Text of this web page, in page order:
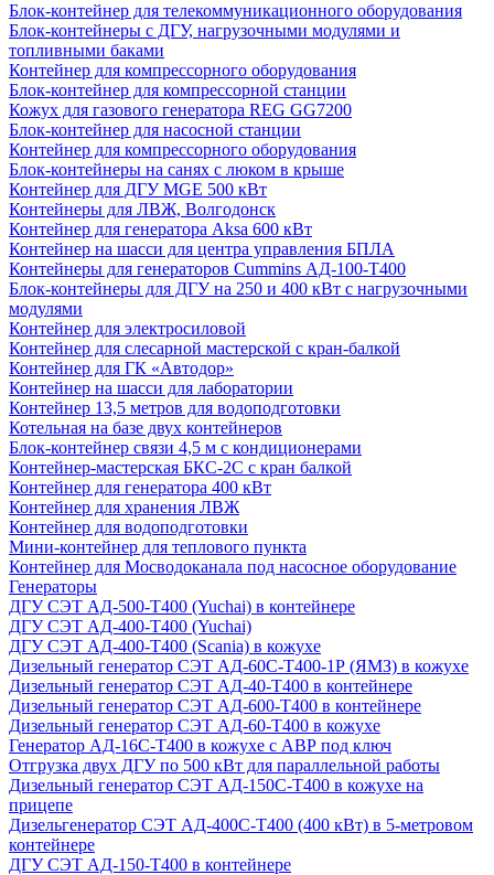
Блок-контейнер для телекоммуникационного оборудования
Блок-контейнеры с ДГУ, нагрузочными модулями и
топливными баками
Контейнер для компрессорного оборудования
Блок-контейнер для компрессорной станции
Кожух для газового генератора REG GG7200
Блок-контейнер для насосной станции
Контейнер для компрессорного оборудования
Блок-контейнеры на санях с люком в крыше
Контейнер для ДГУ MGE 500 кВт
Контейнеры для ЛВЖ, Волгодонск
Контейнер для генератора Aksa 600 кВт
Контейнер на шасси для центра управления БПЛА
Контейнеры для генераторов Cummins АД-100-Т400
Блок-контейнеры для ДГУ на 250 и 400 кВт с нагрузочными
модулями
Контейнер для электросиловой
Контейнер для слесарной мастерской с кран-балкой
Контейнер для ГК «Автодор»
Контейнер на шасси для лаборатории
Контейнер 13,5 метров для водоподготовки
Котельная на базе двух контейнеров
Блок-контейнер связи 4,5 м с кондиционерами
Контейнер-мастерская БКС-2С с кран балкой
Контейнер для генератора 400 кВт
Контейнер для хранения ЛВЖ
Контейнер для водоподготовки
Мини-контейнер для теплового пункта
Контейнер для Мосводоканала под насосное оборудование
Генераторы
ДГУ СЭТ АД-500-Т400 (Yuchai) в контейнере
ДГУ СЭТ АД-400-Т400 (Yuchai)
ДГУ СЭТ АД-400-Т400 (Scania) в кожухе
Дизельный генератор СЭТ АД-60С-Т400-1Р (ЯМЗ) в кожухе
Дизельный генератор СЭТ АД-40-Т400 в контейнере
Дизельный генератор СЭТ АД-600-Т400 в контейнере
Дизельный генератор СЭТ АД-60-Т400 в кожухе
Генератор АД-16С-Т400 в кожухе с АВР под ключ
Отгрузка двух ДГУ по 500 кВт для параллельной работы
Дизельный генератор СЭТ АД-150С-Т400 в кожухе на
прицепе
Дизельгенератор СЭТ АД-400С-Т400 (400 кВт) в 5-метровом
контейнере
ДГУ СЭТ АД-150-Т400 в контейнере